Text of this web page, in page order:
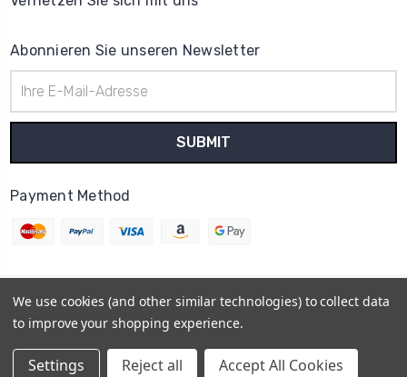
Abonnieren Sie unseren Newsletter
Mail-
Adresse
Payment Method
© 2026 Uhrenteile Lager
Powered byBigCommerce
BigCommerce Theme by1Center
We use cookies (and other similar technologies) to collect data
to improve your shopping experience.
Settings Reject all Accept All Cookies